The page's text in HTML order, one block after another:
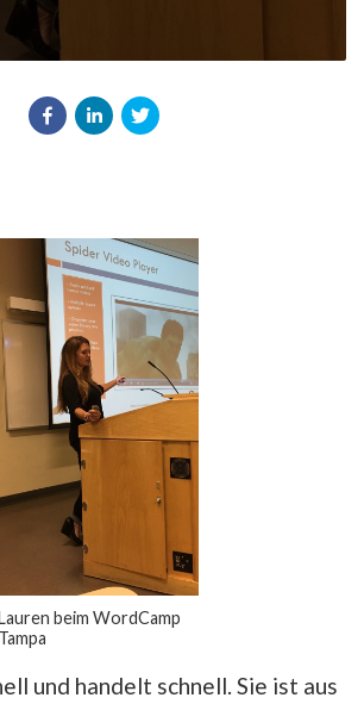
beim WordCamp
Tampa
und handelt schnell. Sie ist aus